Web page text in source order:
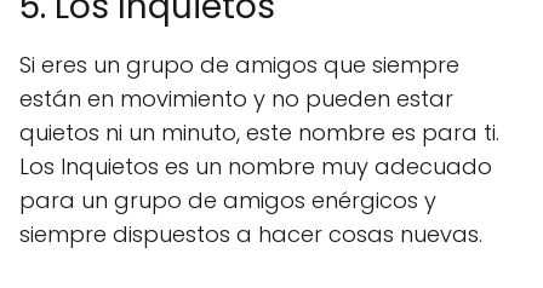
Si eres un grupo de amigos que siempre
están en movimiento y no pueden estar
quietos ni un minuto, este nombre es para ti.
Los Inquietos es un nombre muy adecuado
para un grupo de amigos enérgicos y
siempre dispuestos a hacer cosas nuevas.